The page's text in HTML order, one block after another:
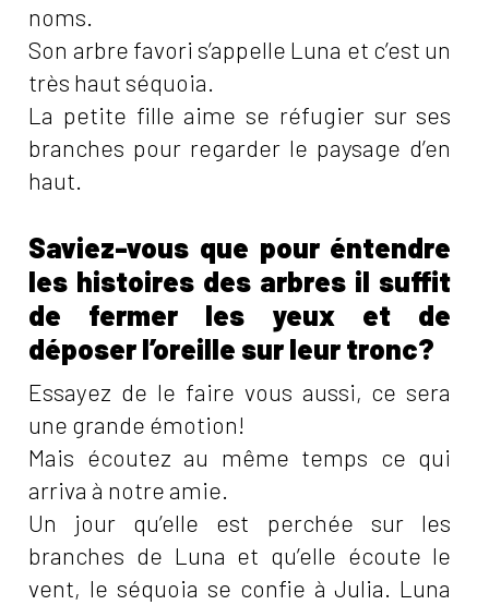
noms.
Son arbre favori s’appelle Luna et c’est un
très haut séquoia.
La petite fille aime se réfugier sur ses
branches pour regarder le paysage d’en
haut.
Saviez-vous que pour éntendre
les histoires des arbres il suffit
de fermer les yeux et de
déposer l’oreille sur leur tronc?
Essayez de le faire vous aussi, ce sera
une grande émotion!
Mais écoutez au même temps ce qui
arriva à notre amie.
Un jour qu’elle est perchée sur les
branches de Luna et qu’elle écoute le
vent, le séquoia se confie à Julia. Luna